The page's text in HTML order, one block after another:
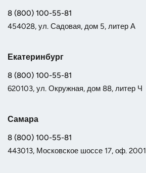
8 (800) 100-55-81
454028, ул. Садовая, дом 5, литер А
Екатеринбург
8 (800) 100-55-81
620103, ул. Окружная, дом 88, литер Ч
Самара
8 (800) 100-55-81
443013, Московское шоссе 17, оф. 2001